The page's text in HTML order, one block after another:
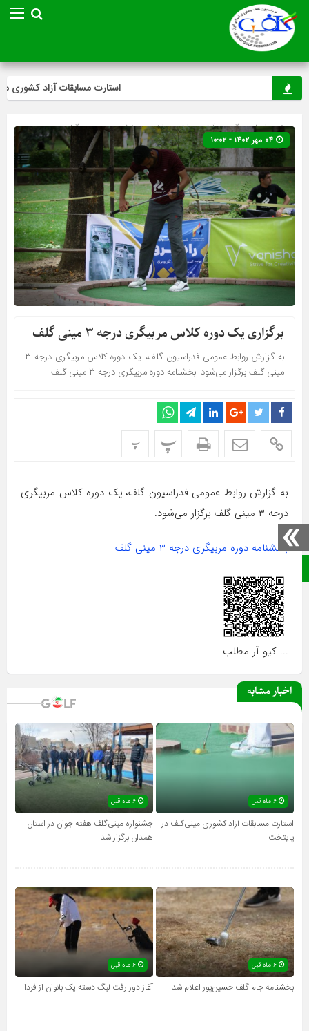
استارت مسابقات آزاد کشوری
صفحه اصلی» گروه »آخرین اخبار»اخبار»بخشنامه»مینی گلف
برگزاری یک دوره کلاس مربیگری درجه ۳ مینی گلف
به گزارش روابط عمومی فدراسیون گلف، یک دوره کلاس مربیگری درجه ۳
مینی گلف برگزار می‌شود. بخشنامه دوره مربیگری درجه ۳ مینی گلف
پ پ
به گزارش روابط عمومی فدراسیون گلف، یک دوره کلاس مربیگری
درجه ۳ مینی گلف برگزار می‌شود.
بخشنامه دوره مربیگری درجه ۳ مینی گلف
... کیو آر مطلب
اخبار مشابه
۶ ماه قبل
استارت مسابقات آزاد کشوری مینی‌گلف در
پایتخت
جشنواره مینی‌گلف هفته جوان در استان
همدان برگزار شد
۶ ماه قبل
بخشنامه جام گلف حسین‌پور اعلام شد آغاز دور رفت لیگ دسته یک بانوان از فردا